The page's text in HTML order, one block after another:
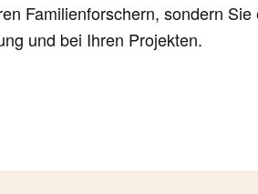
Familienforschern, sondern
und bei Ihren Projekten.